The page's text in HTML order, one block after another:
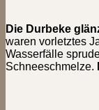
Die Durbeke
waren vorletztes
Wasserfälle
Schneeschmelze.